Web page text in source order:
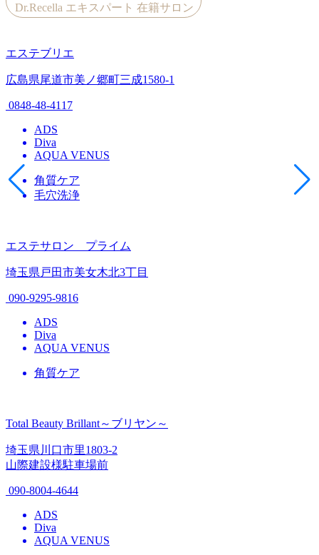
Dr.Recella エキスパート 在籍サロン
エステブリエ
広島県尾道市美ノ郷町三成1580-1
0848-48-4117
ADS
Diva
AQUA VENUS
角質ケア
毛穴洗浄
エステサロン プライム
埼玉県戸田市美女木北3丁目
090-9295-9816
ADS
Diva
AQUA VENUS
角質ケア
Total Beauty Brillant～ブリヤン～
埼玉県川口市里1803-2
山際建設様駐車場前
090-8004-4644
ADS
Diva
AQUA VENUS